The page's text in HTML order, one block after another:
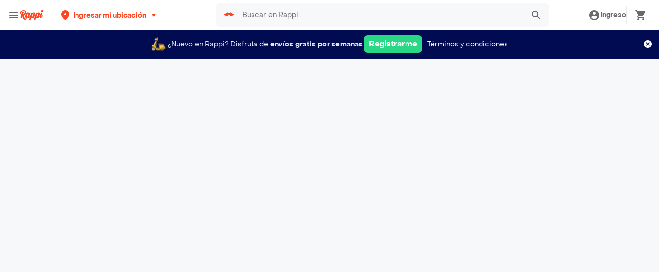
Ingresar mi ubicación Ingreso
¿Nuevo en Rappi? Disfruta de envíos gratis por semanas Registrarme Términos y condiciones